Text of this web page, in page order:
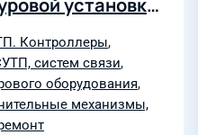
установки
ООО "РН-
Контроллеры,
систем связи,
оборудования,
механизмы,